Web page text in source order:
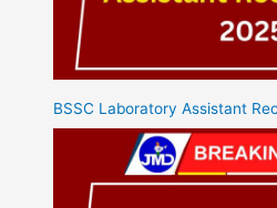
BSSC Laboratory Assistant